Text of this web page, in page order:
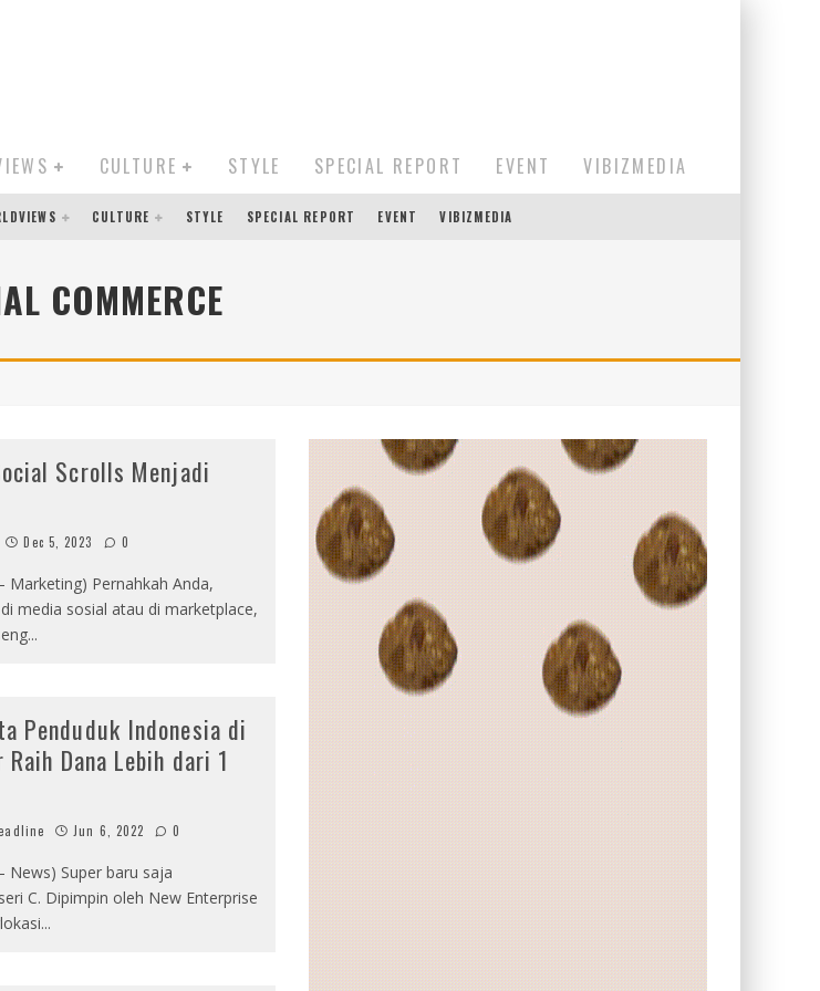
CULTURE STYLE SPECIAL REPORT EVENT VIBIZMEDIA
CULTURE STYLE SPECIAL REPORT EVENT VIBIZMEDIA
COMMERCE
Scrolls Menjadi
Dec 5, 2023 0
Marketing) Pernahkah Anda,
media sosial atau di marketplace,
...
Penduduk Indonesia di
Dana Lebih dari 1
Jun 6, 2022 0
News) Super baru saja
C. Dipimpin oleh New Enterprise
...